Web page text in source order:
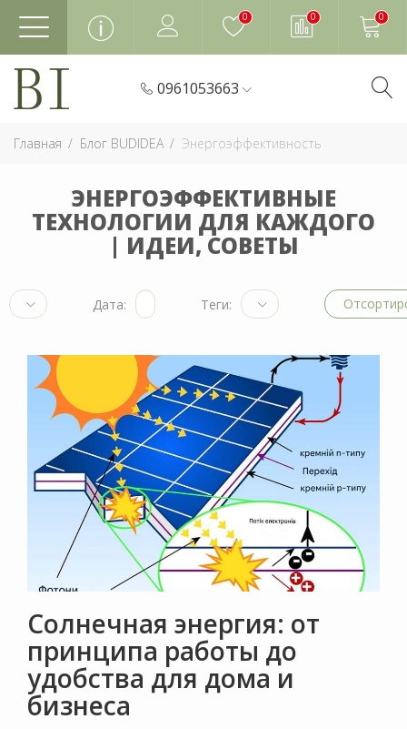
0 0 0
0961053663
Главная Блог BUDIDEA Энергоэффективность
ЭНЕРГОЭФФЕКТИВНЫЕ
ТЕХНОЛОГИИ ДЛЯ КАЖДОГО
| ИДЕИ, СОВЕТЫ
Дата: Теги:
Солнечная энергия: от
принципа работы до
удобства для дома и
бизнеса